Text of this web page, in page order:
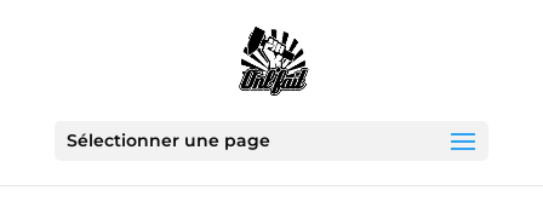
Sélectionner une page